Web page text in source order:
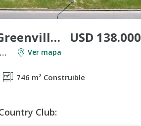
Terreno en venta en Greenville Polo & Resort USD 138.000
Venta en Countries y Barrios Cerrados en Berazategui Ver mapa
746 m² Construible
Club: